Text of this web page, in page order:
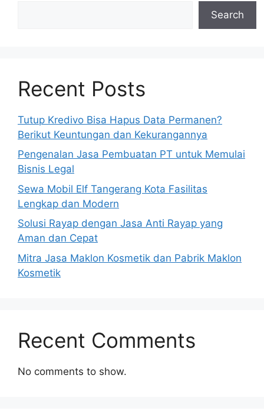
Search
Recent Posts
Tutup Kredivo Bisa Hapus Data Permanen?
Berikut Keuntungan dan Kekurangannya
Pengenalan Jasa Pembuatan PT untuk Memulai
Bisnis Legal
Sewa Mobil Elf Tangerang Kota Fasilitas
Lengkap dan Modern
Solusi Rayap dengan Jasa Anti Rayap yang
Aman dan Cepat
Mitra Jasa Maklon Kosmetik dan Pabrik Maklon
Kosmetik
Recent Comments
No comments to show.